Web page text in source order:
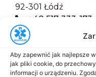
Aby zapewnić jak najlepsze
jak pliki cookie, do
informacji o urządzeniu.
92-301 Łódź
+48 517-333-173
Menu
Start